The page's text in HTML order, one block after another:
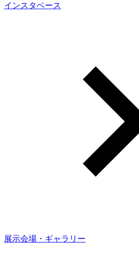
インスタベース
展示会場・ギャラリー